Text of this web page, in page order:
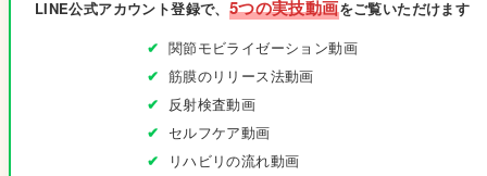
LINE公式アカウント登録で、 5つの実技動画をご覧いただけます
関節モビライゼーション動画
筋膜のリリース法動画
反射検査動画
セルフケア動画
リハビリの流れ動画